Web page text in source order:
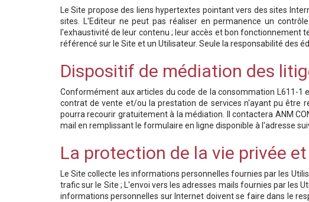
Le Site propose des liens hypertextes pointant vers des sites
sites. L'Editeur ne peut pas réaliser en permanence un
l'exhaustivité de leur contenu ; leur accès et bon fonctionnement
référencé sur le Site et un Utilisateur. Seule la responsabilité des
Dispositif de médiation des
Conformément aux articles du code de la consommation L611-
contrat de vente et/ou la prestation de services n'ayant pu être
pourra recourir gratuitement à la médiation. Il contactera ANM
mail en remplissant le formulaire en ligne disponible à l'adresse
La protection de la vie privée
Le Site collecte les informations personnelles fournies par les
trafic sur le Site ; L'envoi vers les adresses mails fournies par les
informations personnelles sur Internet doivent se faire dans le